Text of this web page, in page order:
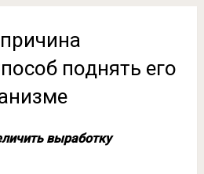
поднять его
выработку